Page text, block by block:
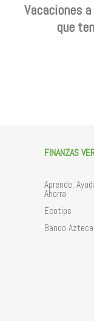
Vacaciones
que
FINANZAS
Aprende,
Ahorra
Ecotips
Banco